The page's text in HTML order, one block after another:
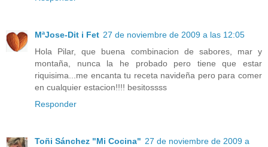
MªJose-Dit i Fet 27 de noviembre de 2009 a las 12:05
Hola Pilar, que buena combinacion de sabores, mar y
montaña, nunca la he probado pero tiene que estar
riquisima...me encanta tu receta navideña pero para comer
en cualquier estacion!!!! besitossss
Responder
Toñi Sánchez "Mi Cocina" 27 de noviembre de 2009 a